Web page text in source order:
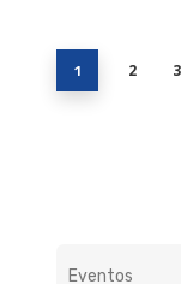
1 2 3